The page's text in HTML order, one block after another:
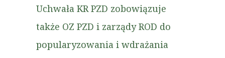
Uchwała KR PZD zobowiązuje
także OZ PZD i zarządy ROD do
popularyzowania i wdrażania